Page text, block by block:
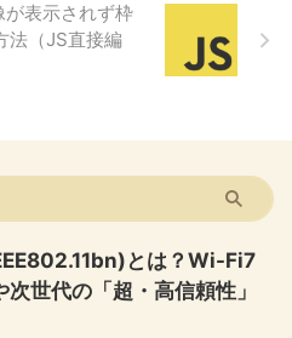
表示されず枠
法（JS直接編
とは？Wi-Fi7
次世代の「超・高信頼性」